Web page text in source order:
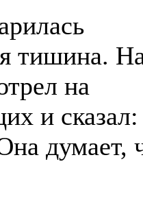
тишина.
на
и сказал:
думает,